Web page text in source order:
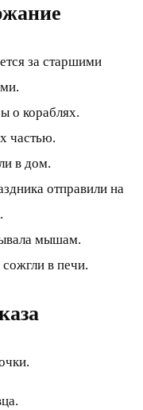
за старшими
о кораблях.
частью.
в дом.
отправили на
мышам.
в печи.